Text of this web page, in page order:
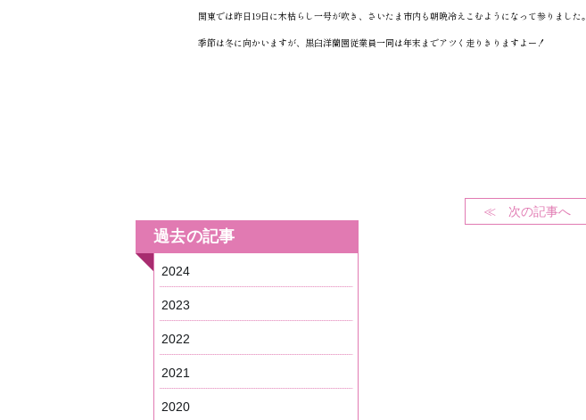
関東では昨日19日に木枯らし一号が吹き、さいたま市内も朝晩冷えこむようになって参りました。
季節は冬に向かいますが、黒臼洋蘭園従業員一同は年末までアツく走りきりますよー！
≪ 次の記事へ
過去の記事
2024
2023
2022
2021
2020